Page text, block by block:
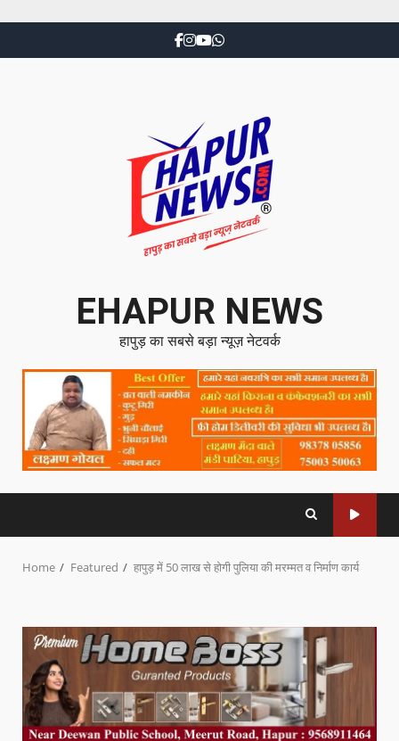
EHAPUR NEWS
हापुड़ का सबसे बड़ा न्यूज़ नेटवर्क
Home Featured हापुड़ में 50 लाख से होगी पुलिया की मरम्मत व निर्माण कार्य